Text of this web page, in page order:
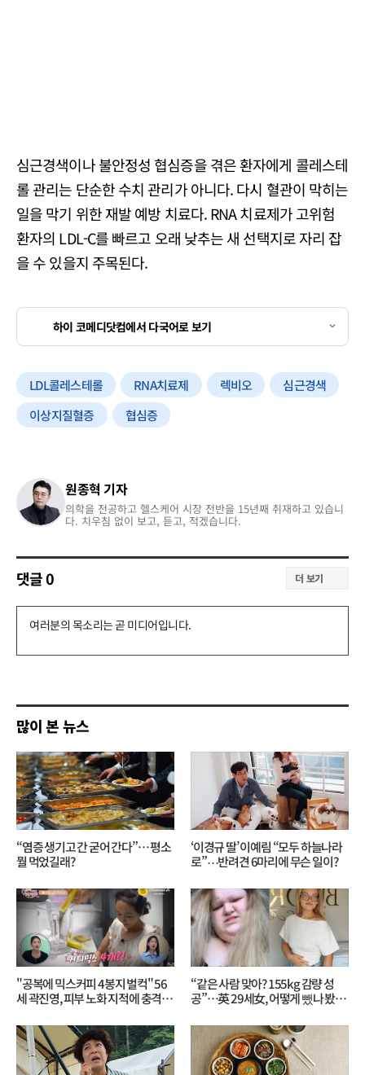
심근경색이나 불안정성 협심증을 겪은 환자에게 콜레스테
롤 관리는 단순한 수치 관리가 아니다. 다시 혈관이 막히는
일을 막기 위한 재발 예방 치료다. RNA 치료제가 고위험
환자의 LDL-C를 빠르고 오래 낮추는 새 선택지로 자리 잡
을 수 있을지 주목된다.
하이 코메디닷컴에서 다국어로 보기
LDL콜레스테롤 RNA치료제 렉비오
심근경색
이상지질혈증
협심증
원종혁 기자
의학을 전공하고 헬스케어 시장 전반을 15년째 취재하고 있습니
다. 치우침 없이 보고, 듣고, 적겠습니다.
댓글0 더 보기
댓
기
많이 본 뉴스
“염증 생기고 간 굳어 간다”… 평소
뭘 먹었길래?
‘이경규 딸’ 이예림 “모두 하늘나라
로”⋯반려견 6마리에 무슨 일이?
"공복에 믹스커피 4봉지 벌컥" 56
세 곽진영, 피부 노화 지적에 충격…
“같은 사람 맞아? 155kg 감량 성
공”…英 29세女, 어떻게 뺐나 봤더